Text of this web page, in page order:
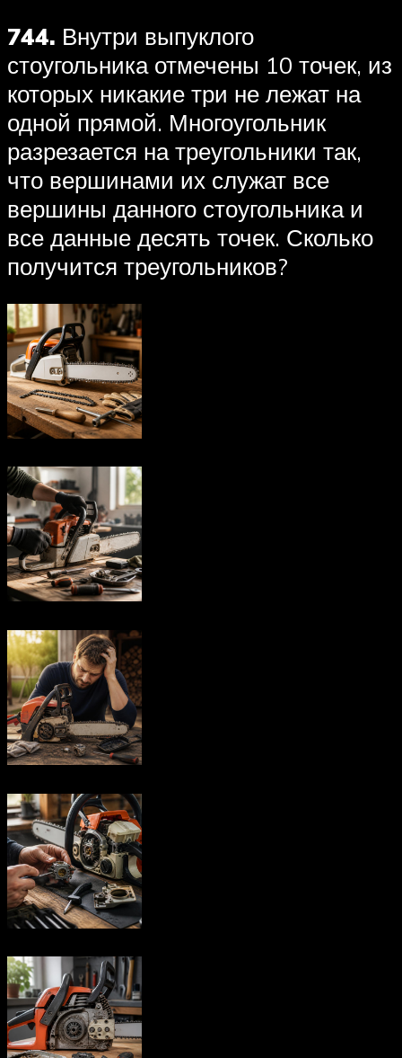
744. Внутри выпуклого
стоугольника отмечены 10 точек, из
которых никакие три не лежат на
одной прямой. Многоугольник
разрезается на треугольники так,
что вершинами их служат все
вершины данного стоугольника и
все данные десять точек. Сколько
получится треугольников?